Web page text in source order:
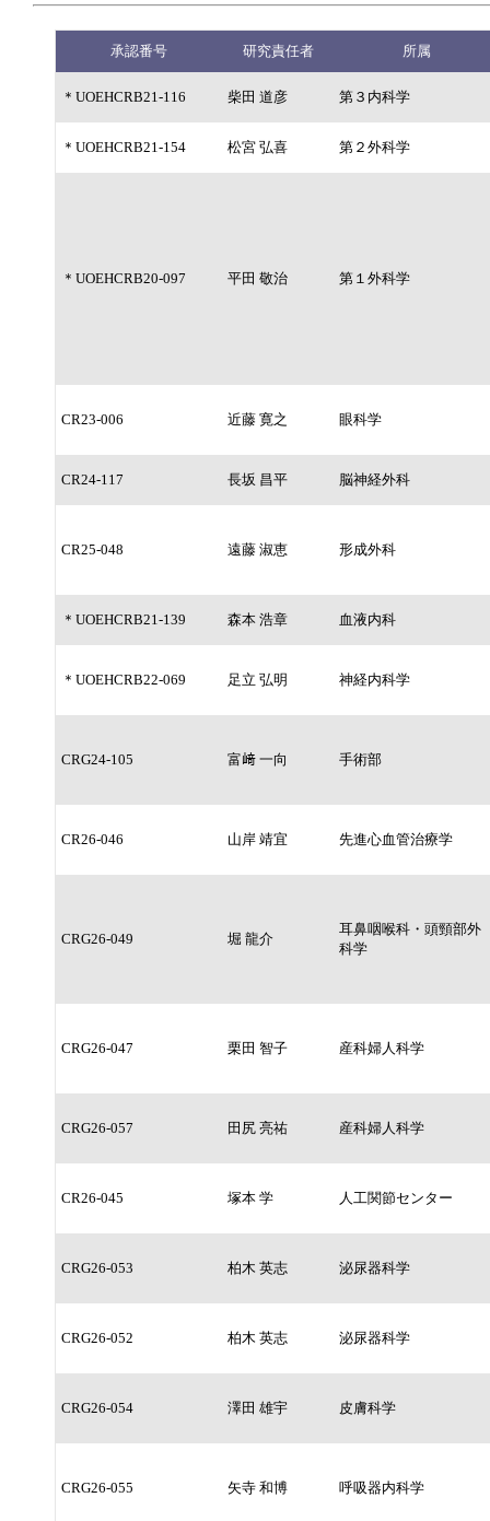
承認番号 研究責任者 所属
＊UOEHCRB21-116 柴田 道彦 第３内科学
＊UOEHCRB21-154 松宮 弘喜 第２外科学
＊UOEHCRB20-097 平田 敬治 第１外科学
CR23-006 近藤 寛之 眼科学
CR24-117 長坂 昌平 脳神経外科
CR25-048 遠藤 淑恵 形成外科
＊UOEHCRB21-139 森本 浩章 血液内科
＊UOEHCRB22-069 足立 弘明 神経内科学
CRG24-105 富﨑 一向 手術部
CR26-046 山岸 靖宜 先進心血管治療学
CRG26-049 堀 龍介
耳鼻咽喉科・頭頸部外
科学
CRG26-047 栗田 智子 産科婦人科学
CRG26-057 田尻 亮祐 産科婦人科学
CR26-045 塚本 学 人工関節センター
CRG26-053 柏木 英志 泌尿器科学
CRG26-052 柏木 英志 泌尿器科学
CRG26-054 澤田 雄宇 皮膚科学
CRG26-055 矢寺 和博 呼吸器内科学